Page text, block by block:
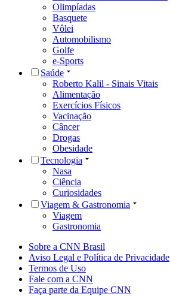
Olimpíadas
Basquete
Vôlei
Automobilismo
Golfe
e-Sports
Saúde
Roberto Kalil - Sinais Vitais
Alimentação
Exercícios Físicos
Vacinação
Câncer
Drogas
Obesidade
Tecnologia
Nasa
Ciência
Curiosidades
Viagem & Gastronomia
Viagem
Gastronomia
Sobre a CNN Brasil
Aviso Legal e Política de Privacidade
Termos de Uso
Fale com a CNN
Faça parte da Equipe CNN